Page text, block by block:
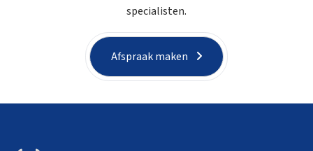
specialisten.
Afspraak maken